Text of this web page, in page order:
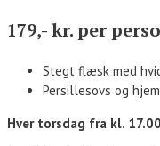
179,- kr. per
Stegt flæsk med
Persillesovs og
Hver torsdag fra kl. 17.00